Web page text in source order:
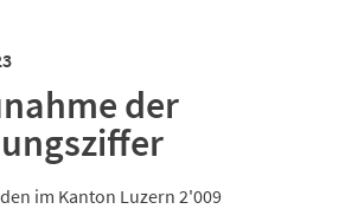
der
im Kanton Luzern 2'009